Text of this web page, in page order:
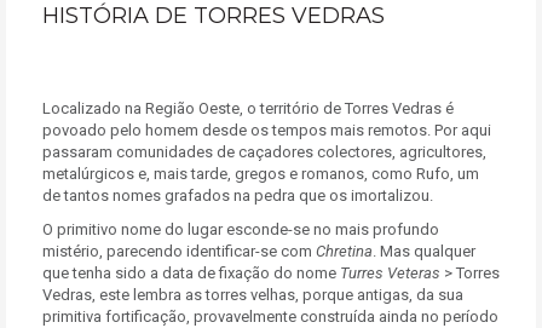
HISTÓRIA DE TORRES VEDRAS
Localizado na Região Oeste, o território de Torres Vedras é
povoado pelo homem desde os tempos mais remotos. Por aqui
passaram comunidades de caçadores colectores, agricultores,
metalúrgicos e, mais tarde, gregos e romanos, como Rufo, um
de tantos nomes grafados na pedra que os imortalizou.
O primitivo nome do lugar esconde-se no mais profundo
mistério, parecendo identificar-se com Chretina. Mas qualquer
que tenha sido a data de fixação do nome Turres Veteras > Torres
Vedras, este lembra as torres velhas, porque antigas, da sua
primitiva fortificação, provavelmente construída ainda no período